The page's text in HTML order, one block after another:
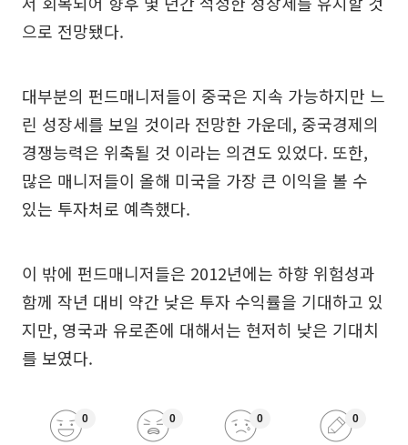
으로 전망됐다.
대부분의 펀드매니저들이 중국은 지속 가능하지만 느
린 성장세를 보일 것이라 전망한 가운데, 중국경제의
경쟁능력은 위축될 것 이라는 의견도 있었다. 또한,
많은 매니저들이 올해 미국을 가장 큰 이익을 볼 수
있는 투자처로 예측했다.
이 밖에 펀드매니저들은 2012년에는 하향 위험성과
함께 작년 대비 약간 낮은 투자 수익률을 기대하고 있
지만, 영국과 유로존에 대해서는 현저히 낮은 기대치
를 보였다.
0 0 0 0